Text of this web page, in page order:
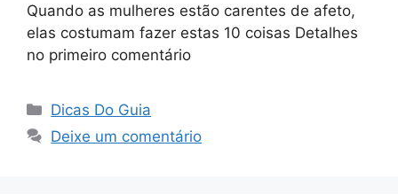
Quando as mulheres estão carentes de afeto,
elas costumam fazer estas 10 coisas Detalhes
no primeiro comentário
Categorias
Dicas Do Guia
Deixe um comentário